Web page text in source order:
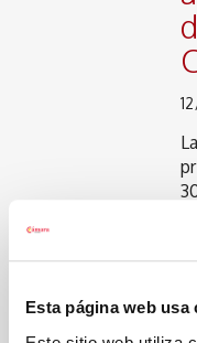
Esta página web usa